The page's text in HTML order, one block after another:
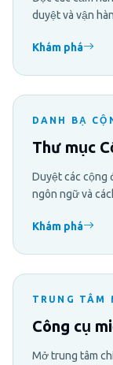
duyệt và vận
Khám phá
DANH BẠ
Thư mục
Duyệt các cộng
ngôn ngữ và
Khám phá
TRUNG TÂM
Công cụ
Mở trung tâm